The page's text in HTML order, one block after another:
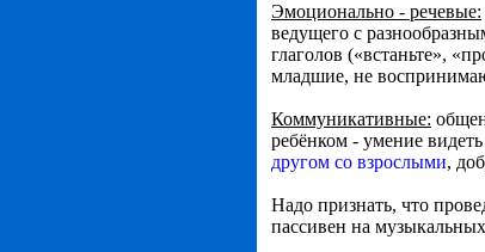
Эмоционально - речевые:
ведущего с
глаголов («встаньте»,
младшие, не
Коммуникативные:
ребёнком - умение
другом со взрослыми,
Надо признать, что
пассивен на